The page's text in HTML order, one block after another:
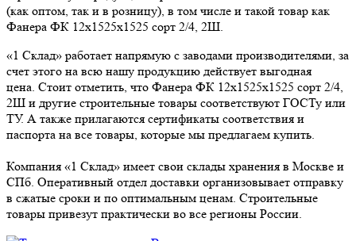
(как оптом, так и в розницу), в том числе и такой товар как
Фанера ФК 12х1525х1525 сорт 2/4, 2Ш.
«1 Склад» работает напрямую с заводами производителями, за
счет этого на всю нашу продукцию действует выгодная
цена. Стоит отметить, что Фанера ФК 12х1525х1525 сорт 2/4,
2Ш и другие строительные товары соответствуют ГОСТу или
ТУ. А также прилагаются сертификаты соответствия и
паспорта на все товары, которые мы предлагаем купить.
Компания «1 Склад» имеет свои склады хранения в Москве и
СПб. Оперативный отдел доставки организовывает отправку
в сжатые сроки и по оптимальным ценам. Строительные
товары привезут практически во все регионы России.